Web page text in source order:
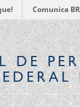
Comunica BR
DE